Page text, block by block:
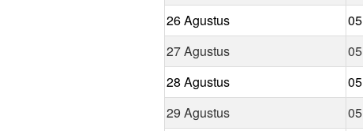
26 Agustus
27 Agustus
28 Agustus
29 Agustus